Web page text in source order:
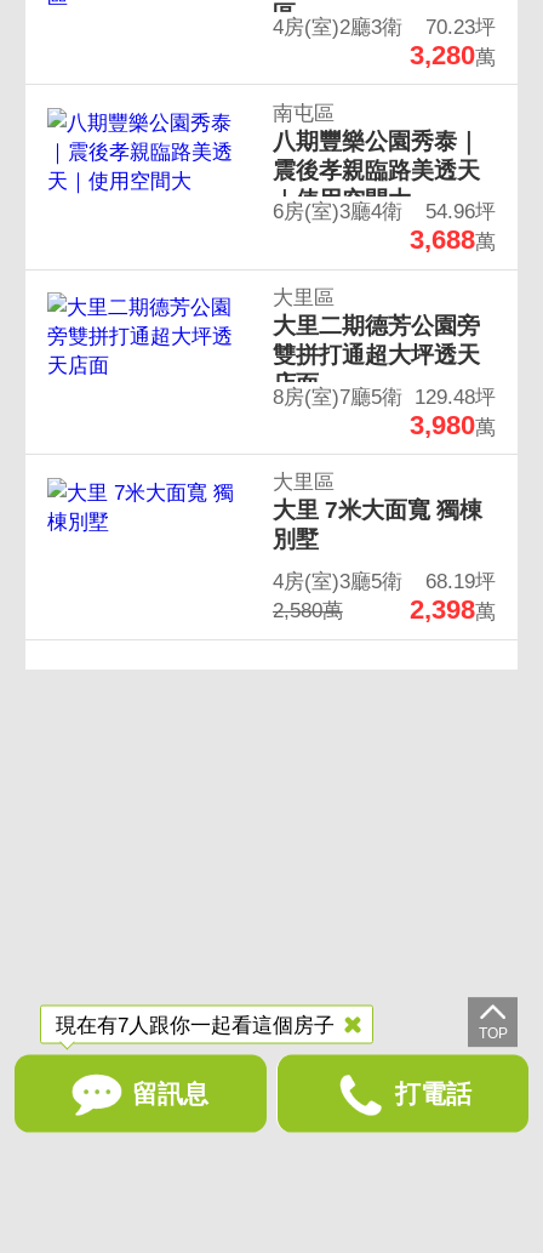
區
4房(室)2廳3衛 70.23坪
3,280萬
南屯區
八期豐樂公園秀泰｜
震後孝親臨路美透天
｜使用空間大
6房(室)3廳4衛 54.96坪
3,688萬
大里區
大里二期德芳公園旁
雙拼打通超大坪透天
店面
8房(室)7廳5衛 129.48坪
3,980萬
大里區
大里 7米大面寬 獨棟
別墅
4房(室)3廳5衛
68.19坪
2,580萬
2,398萬
現在有7人跟你一起看這個房子
留訊息 打電話